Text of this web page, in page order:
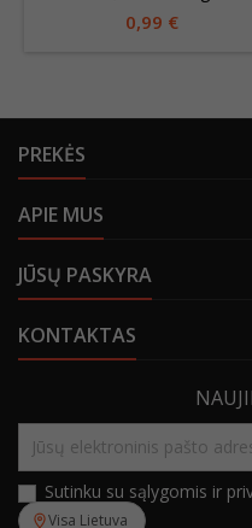
0,99 €
PREKĖS
APIE MUS
JŪSŲ PASKYRA
KONTAKTAS
Sutinku su sąlygomis ir
Visa Lietuva